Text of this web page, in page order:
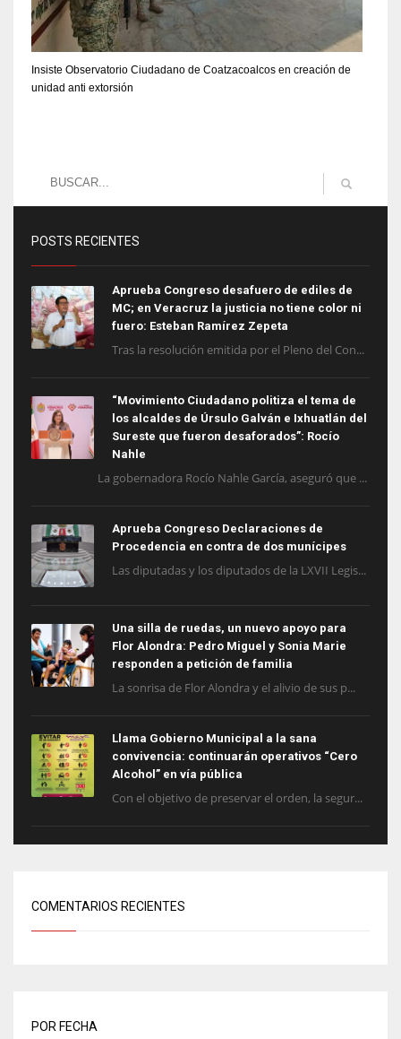
Insiste Observatorio Ciudadano de Coatzacoalcos en creación de
unidad anti extorsión
POSTS RECIENTES
Aprueba Congreso desafuero de ediles de
MC; en Veracruz la justicia no tiene color ni
fuero: Esteban Ramírez Zepeta
Tras la resolución emitida por el Pleno del Con...
“Movimiento Ciudadano politiza el tema de
los alcaldes de Úrsulo Galván e Ixhuatlán del
Sureste que fueron desaforados”: Rocío
Nahle
La gobernadora Rocío Nahle García, aseguró que ...
Aprueba Congreso Declaraciones de
Procedencia en contra de dos munícipes
Las diputadas y los diputados de la LXVII Legis...
Una silla de ruedas, un nuevo apoyo para
Flor Alondra: Pedro Miguel y Sonia Marie
responden a petición de familia
La sonrisa de Flor Alondra y el alivio de sus p...
Llama Gobierno Municipal a la sana
convivencia: continuarán operativos “Cero
Alcohol” en vía pública
Con el objetivo de preservar el orden, la segur...
COMENTARIOS RECIENTES
POR FECHA